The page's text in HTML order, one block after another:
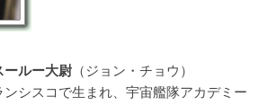
ルー大尉 （ジョン・チョウ）
シスコで生まれ、宇宙艦隊アカデミー